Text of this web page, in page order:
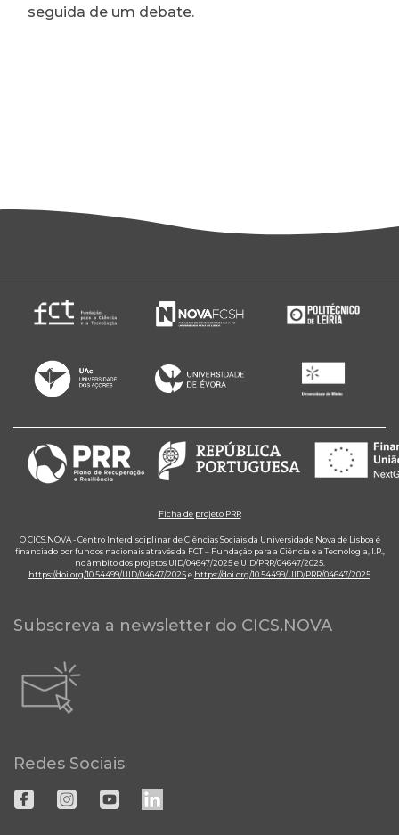
seguida de um debate.
Ficha de projeto PRR
O CICS.NOVA - Centro Interdisciplinar de Ciências Sociais da Universidade Nova de Lisboa é
financiado por fundos nacionais através da FCT – Fundação para a Ciência e a Tecnologia, I.P.,
no âmbito dos projetos UID/04647/2025 e UID/PRR/04647/2025.
https://doi.org/10.54499/UID/04647/2025e https://doi.org/10.54499/UID/PRR/04647/2025
Subscreva a newsletter do CICS.NOVA
Redes Sociais